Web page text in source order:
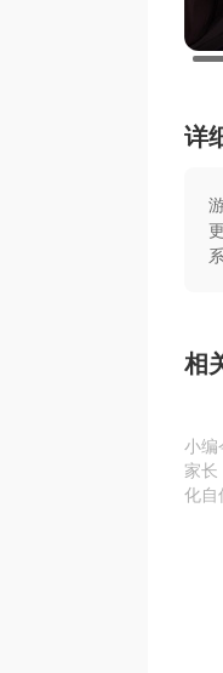
详
相
小编
家
化自